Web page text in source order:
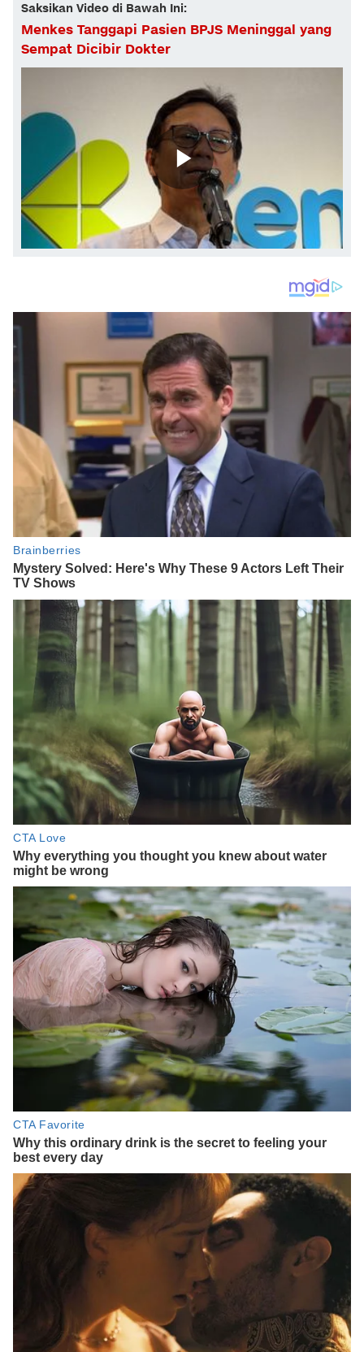
Saksikan Video di Bawah Ini:
Menkes Tanggapi Pasien BPJS Meninggal yang
Sempat Dicibir Dokter